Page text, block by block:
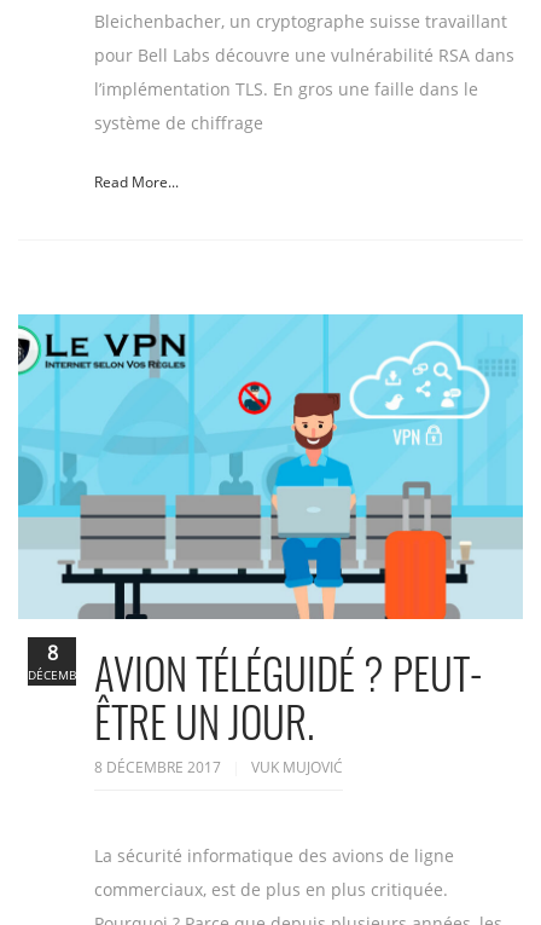
Bleichenbacher, un cryptographe suisse travaillant
pour Bell Labs découvre une vulnérabilité RSA dans
l’implémentation TLS. En gros une faille dans le
système de chiffrage
Read More...
AVION TÉLÉGUIDÉ ? PEUT-
ÊTRE UN JOUR.
8 DÉCEMBRE 2017 VUK MUJOVIĆ
La sécurité informatique des avions de ligne
commerciaux, est de plus en plus critiquée.
8
DÉCEMBRE